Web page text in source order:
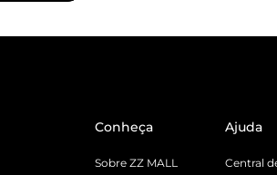
Conheça
Sobre ZZ MALL
Ajuda
Central